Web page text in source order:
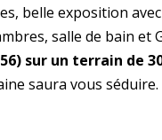
belle exposition
salle de bain et
sur un terrain de
saura vous séduire.